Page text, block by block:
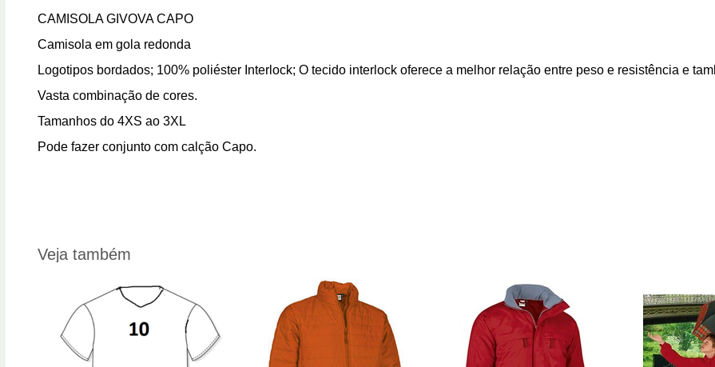
CAMISOLA GIVOVA CAPO
Camisola em gola redonda
Logotipos bordados; 100% poliéster Interlock; O tecido interlock oferece a melhor relação entre peso e resistência e
Vasta combinação de cores.
Tamanhos do 4XS ao 3XL
Pode fazer conjunto com calção Capo.
Veja também